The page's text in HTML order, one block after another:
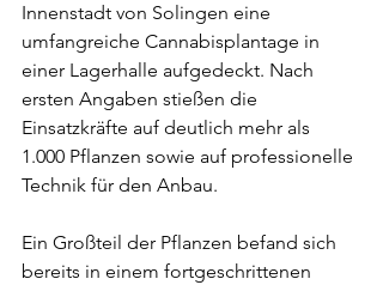
Innenstadt von Solingen eine
umfangreiche Cannabisplantage in
einer Lagerhalle aufgedeckt. Nach
ersten Angaben stießen die
Einsatzkräfte auf deutlich mehr als
1.000 Pflanzen sowie auf professionelle
Technik für den Anbau.
Ein Großteil der Pflanzen befand sich
bereits in einem fortgeschrittenen